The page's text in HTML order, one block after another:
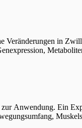
in
Anwendung. Ein